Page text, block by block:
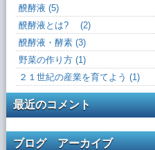
醗酵液 (5)
醗酵液とは? (2)
醗酵液・酵素 (3)
野菜の作り方 (1)
２１世紀の産業を育てよう (1)
最近のコメント
ブログ アーカイブ